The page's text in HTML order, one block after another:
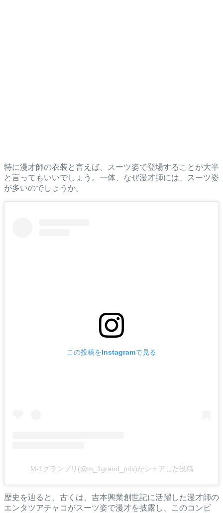
特に漫才師の衣装と言えば、スーツ姿で登場することが大半
と言ってもいいでしょう。一体、なぜ漫才師には、スーツ姿
が多いのでしょうか。
この投稿をInstagramで見る
M-1グランプリ(@m_1grand_prix)がシェアした投稿
歴史を辿ると、古くは、吉本興業創世記に活躍した漫才師の
エンタツアチャコがスーツ姿で漫才を披露し、このコンビ